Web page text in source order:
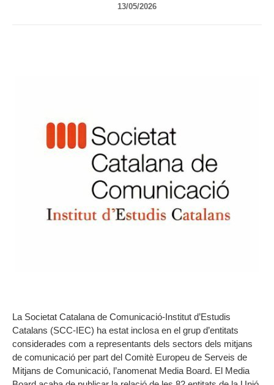
13/05/2026
La Societat Catalana de Comunicació-Institut d’Estudis
Catalans (SCC-IEC) ha estat inclosa en el grup d’entitats
considerades com a representants dels sectors dels mitjans
de comunicació per part del Comitè Europeu de Serveis de
Mitjans de Comunicació, l’anomenat Media Board. El Media